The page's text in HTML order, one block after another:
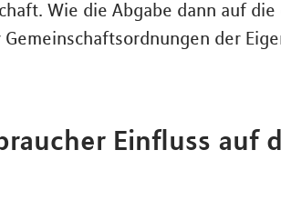
Wie die Abgabe dann auf
der
Einfluss auf